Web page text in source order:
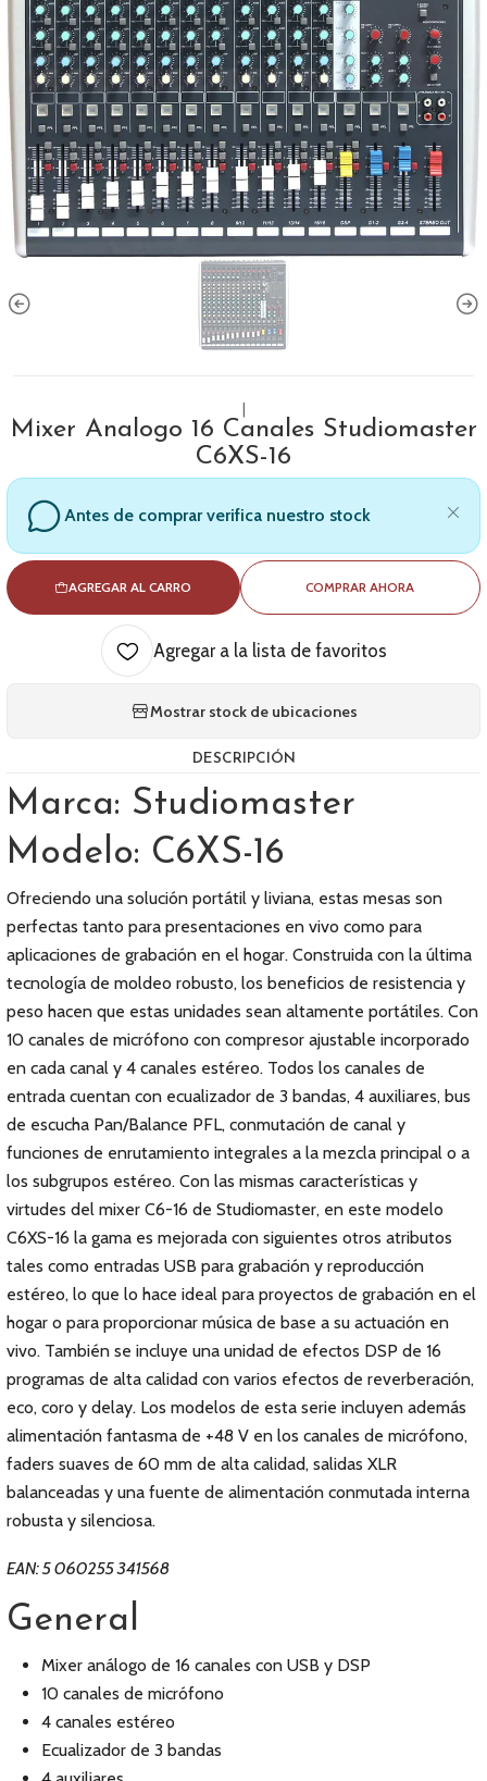
Mixer Analogo 16 Canales Studiomaster
C6XS-16
Antes de comprar verifica nuestro stock
AGREGAR AL CARRO COMPRAR AHORA
Agregar a la lista de favoritos
Mostrar stock de ubicaciones
DESCRIPCIÓN
Marca: Studiomaster
Modelo: C6XS-16
Ofreciendo una solución portátil y liviana, estas mesas son
perfectas tanto para presentaciones en vivo como para
aplicaciones de grabación en el hogar. Construida con la última
tecnología de moldeo robusto, los beneficios de resistencia y
peso hacen que estas unidades sean altamente portátiles. Con
10 canales de micrófono con compresor ajustable incorporado
en cada canal y 4 canales estéreo. Todos los canales de
entrada cuentan con ecualizador de 3 bandas, 4 auxiliares, bus
de escucha Pan/Balance PFL, conmutación de canal y
funciones de enrutamiento integrales a la mezcla principal o a
los subgrupos estéreo. Con las mismas características y
virtudes del mixer C6-16 de Studiomaster, en este modelo
C6XS-16 la gama es mejorada con siguientes otros atributos
tales como entradas USB para grabación y reproducción
estéreo, lo que lo hace ideal para proyectos de grabación en el
hogar o para proporcionar música de base a su actuación en
vivo. También se incluye una unidad de efectos DSP de 16
programas de alta calidad con varios efectos de reverberación,
eco, coro y delay. Los modelos de esta serie incluyen además
alimentación fantasma de +48 V en los canales de micrófono,
faders suaves de 60 mm de alta calidad, salidas XLR
balanceadas y una fuente de alimentación conmutada interna
robusta y silenciosa.
EAN: 5 060255 341568
General
Mixer análogo de 16 canales con USB y DSP
10 canales de micrófono
4 canales estéreo
Ecualizador de 3 bandas